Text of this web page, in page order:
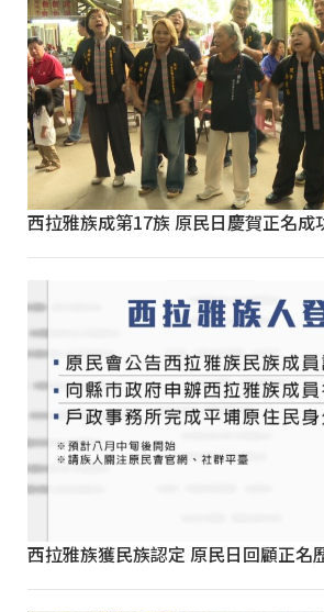
西拉雅族成第17族 原民日慶賀正名成
西拉雅族獲民族認定 原民日回顧正名